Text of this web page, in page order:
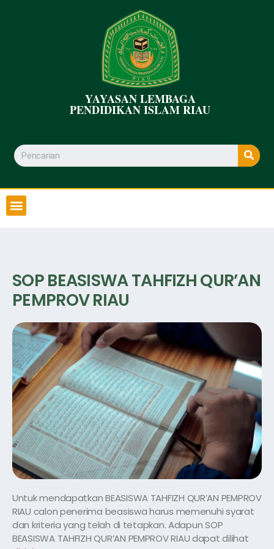
YAYASAN LEMBAGA
PENDIDIKAN ISLAM RIAU
SOP BEASISWA TAHFIZH QUR’AN
PEMPROV RIAU
Untuk mendapatkan BEASISWA TAHFIZH QUR’AN PEMPROV
RIAU calon penerima beasiswa harus memenuhi syarat
dan kriteria yang telah di tetapkan. Adapun SOP
BEASISWA TAHFIZH QUR’AN PEMPROV RIAU dapat dilihat